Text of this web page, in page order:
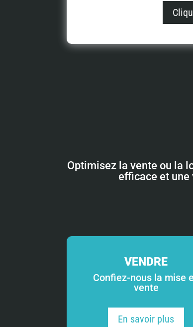
Optimisez la vente ou la
efficace et une
VENDRE
Confiez-nous la mise
vente
En savoir plus